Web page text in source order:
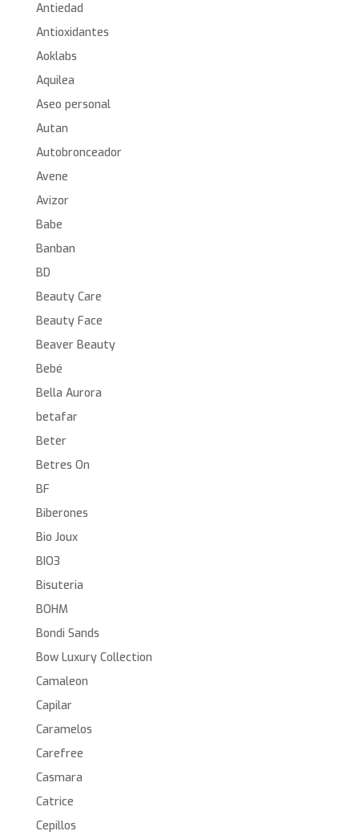
Antiedad
Antioxidantes
Aoklabs
Aquilea
Aseo personal
Autan
Autobronceador
Avene
Avizor
Babe
Banban
BD
Beauty Care
Beauty Face
Beaver Beauty
Bebé
Bella Aurora
betafar
Beter
Betres On
BF
Biberones
Bio Joux
BIO3
Bisuteria
BOHM
Bondi Sands
Bow Luxury Collection
Camaleon
Capilar
Caramelos
Carefree
Casmara
Catrice
Cepillos